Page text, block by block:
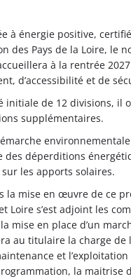
à énergie positive,
des Pays de la Loire, le
à la rentrée
d’accessibilité et de
initiale de 12 divisions, il
supplémentaires.
déperditions
les apports solaires.
la mise en œuvre de ce
Loire s’est adjoint les
mise en place d’un
au titulaire la charge de
et
la maitrise